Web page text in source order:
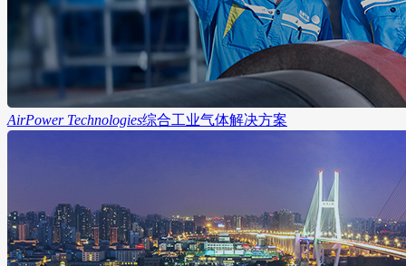
AirPower Technologies综合工业气体解决方案